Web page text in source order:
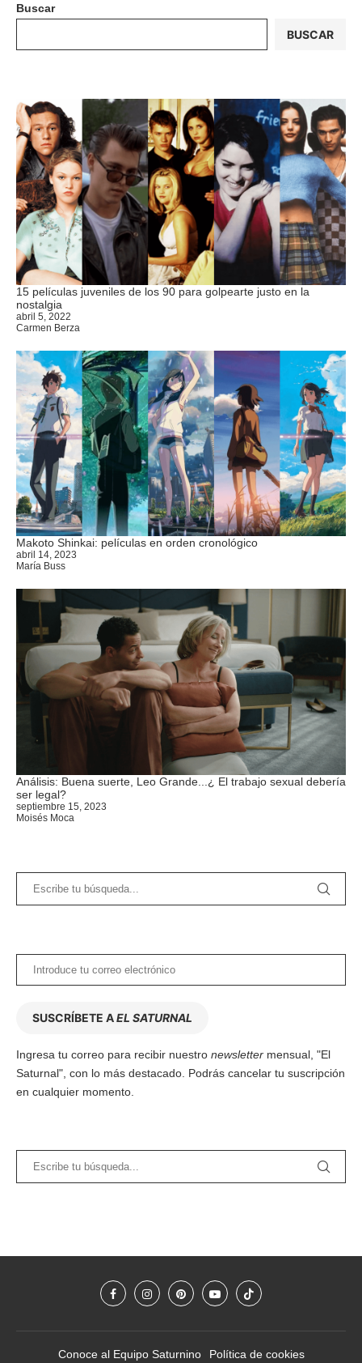
Buscar
BUSCAR
15 películas juveniles de los 90 para golpearte justo en la
nostalgia
abril 5, 2022
Carmen Berza
Makoto Shinkai: películas en orden cronológico
abril 14, 2023
María Buss
Análisis: Buena suerte, Leo Grande...¿ El trabajo sexual debería
ser legal?
septiembre 15, 2023
Moisés Moca
SUSCRÍBETE AEL SATURNAL
Ingresa tu correo para recibir nuestro newsletter mensual, "El
Saturnal", con lo más destacado. Podrás cancelar tu suscripción
en cualquier momento.
Conoce al Equipo Saturnino Política de cookies